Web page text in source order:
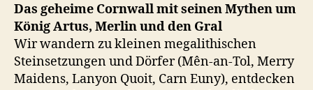
Das geheime Cornwall mit seinen Mythen um
König Artus, Merlin und den Gral
Wir wandern zu kleinen megalithischen
Steinsetzungen und Dörfer (Mên-an-Tol, Merry
Maidens, Lanyon Quoit, Carn Euny), entdecken